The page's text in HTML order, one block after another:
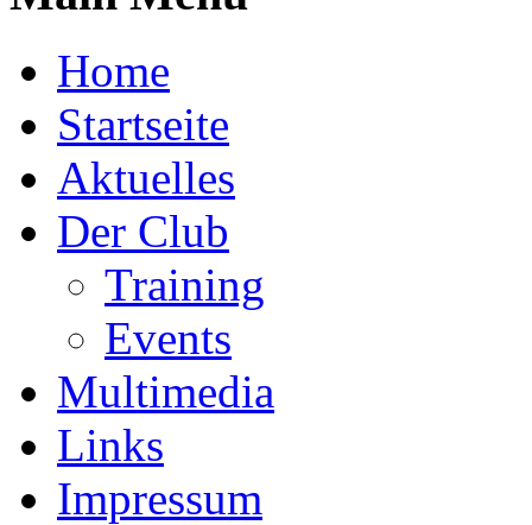
Home
Startseite
Aktuelles
Der Club
Training
Events
Multimedia
Links
Impressum